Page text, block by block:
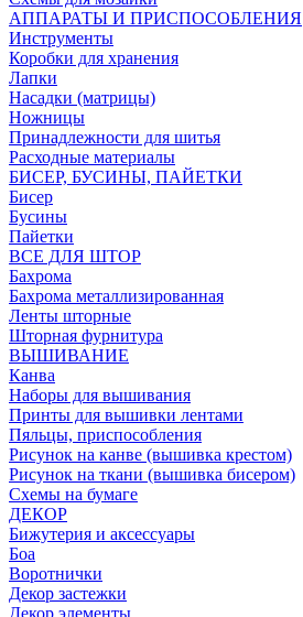
АППАРАТЫ И ПРИСПОСОБЛЕНИЯ
Инструменты
Коробки для хранения
Лапки
Насадки (матрицы)
Ножницы
Принадлежности для шитья
Расходные материалы
БИСЕР, БУСИНЫ, ПАЙЕТКИ
Бисер
Бусины
Пайетки
ВСЕ ДЛЯ ШТОР
Бахрома
Бахрома металлизированная
Ленты шторные
Шторная фурнитура
ВЫШИВАНИЕ
Канва
Наборы для вышивания
Принты для вышивки лентами
Пяльцы, приспособления
Рисунок на канве (вышивка крестом)
Рисунок на ткани (вышивка бисером)
Схемы на бумаге
ДЕКОР
Бижутерия и аксессуары
Боа
Воротнички
Декор застежки
Декор элементы